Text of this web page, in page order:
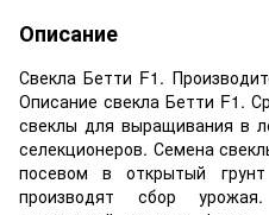
Описание
Свекла Бетти F1.
Описание свекла Бетти F1.
свеклы для выращивания в
селекционеров. Семена
посевом в открытый
производят сбор